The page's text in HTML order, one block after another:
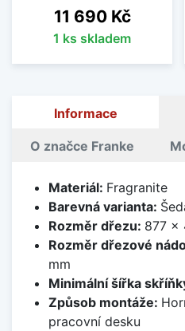
Cena
11 690 Kč
1 ks skladem
Informace
O značce Franke
Materiál: Fragranite
Barevná varianta:
Rozměr dřezu: 877 x
Rozměr dřezové
mm
Minimální šířka
Způsob montáže:
pracovní desku